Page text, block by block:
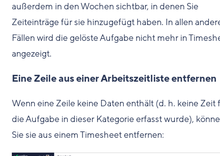
außerdem in den Wochen sichtbar, in denen Sie
Zeiteinträge für sie hinzugefügt haben. In allen
Fällen wird die gelöste Aufgabe nicht mehr in
angezeigt.
Eine Zeile aus einer Arbeitszeitliste entfernen
Wenn eine Zeile keine Daten enthält (d. h. keine Zeit
die Aufgabe in dieser Kategorie erfasst wurde),
Sie sie aus einem Timesheet entfernen: